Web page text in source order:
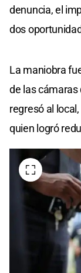
denuncia, el
dos
La maniobra
de las cámaras
regresó al
quien logró